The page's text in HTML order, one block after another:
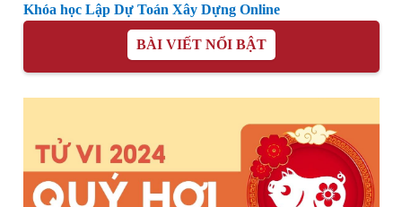
Khóa học Lập Dự Toán Xây Dựng Online
BÀI VIẾT NỔI BẬT